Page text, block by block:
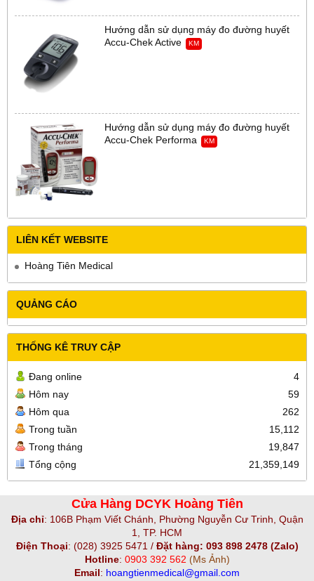
Hướng dẫn sử dụng máy đo đường huyết
Accu-Chek Active
KM
Hướng dẫn sử dụng máy đo đường huyết
Accu-Chek Performa
KM
LIÊN KẾT WEBSITE
Hoàng Tiên Medical
QUẢNG CÁO
THỐNG KÊ TRUY CẬP
Đang online
4
Hôm nay
59
Hôm qua
262
Trong tuần
15,112
Trong tháng
19,847
Tổng cộng
21,359,149
Cửa Hàng DCYK Hoàng Tiên
Địa chỉ: 106B Phạm Viết Chánh, Phường Nguyễn Cư Trinh, Quận
1, TP. HCM
Điện Thoại: (028) 3925 5471 / Đặt hàng: 093 898 2478 (Zalo)
Hotline: 0903 392 562 (Ms Ảnh)
Email: hoangtienmedical@gmail.com